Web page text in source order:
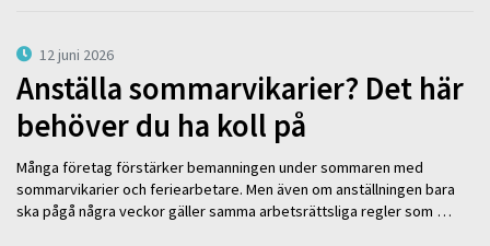
12 juni 2026
Anställa sommarvikarier? Det här
behöver du ha koll på
Många företag förstärker bemanningen under sommaren med
sommarvikarier och feriearbetare. Men även om anställningen bara
ska pågå några veckor gäller samma arbetsrättsliga regler som …